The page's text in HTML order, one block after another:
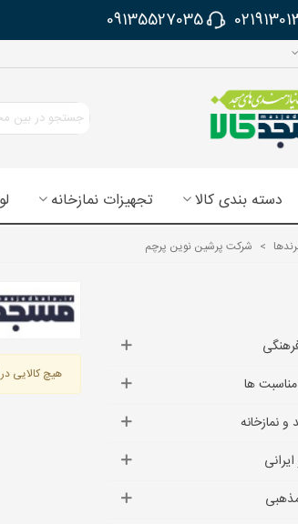
09135527035
دسته بندی کالا تجهیزات نمازخانه
> شرکت پرشین نوین پرچم
ها
نمازخانه
هیچ کالایی